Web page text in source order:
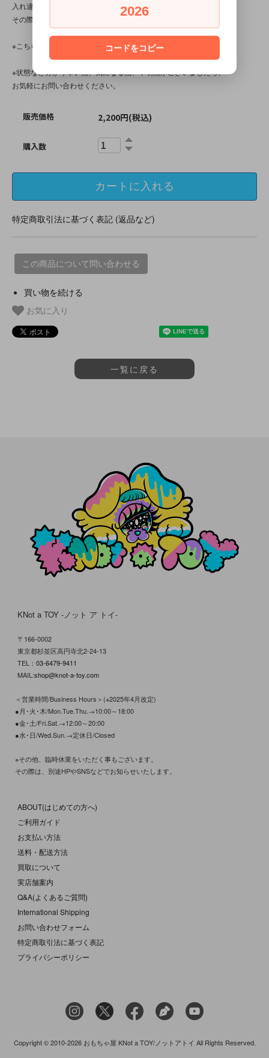
入れ違いで完売してしまう場合がございます。
その際はご容赦くださいませ。
※こちらの商品は、中古・ヴィンテージ品です。
※状態など分かり辛い点、気になる点、不明点がございましたら、
お気軽にお問い合わせください。
販売価格 2,200円(税込)
購入数
特定商取引法に基づく表記 (返品など)
この商品について問い合わせる
買い物を続ける
お気に入り
一覧に戻る
KNot a TOY -ノット ア トイ-
〒166-0002
東京都杉並区高円寺北2-24-13
TEL： 03-6479-9411
MAIL:shop@knot-a-toy.com
＜営業時間/Business Hours＞(※2025年4月改定)
●月･火･木/Mon.Tue.Thu.→10:00～18:00
●金･土/Fri.Sat.→12:00～20:00
●水･日/Wed.Sun.→定休日/Closed
※その他、臨時休業をいただく事もございます。
その際は、別途HPやSNSなどでお知らせいたします。
ABOUT(はじめての方へ)
ご利用ガイド
お支払い方法
送料・配送方法
買取について
実店舗案内
Q&A(よくあるご質問)
International Shipping
お問い合わせフォーム
特定商取引法に基づく表記
プライバシーポリシー
Copyright © 2010-2026 おもちゃ屋 KNot a TOY/ノットアトイ All Rights Reserved.
2026
コードをコピー